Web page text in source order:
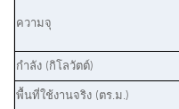
ความจุ
กำลัง (กิโลวัตต์)
พื้นที่ใช้งานจริง (ตร.ม.)